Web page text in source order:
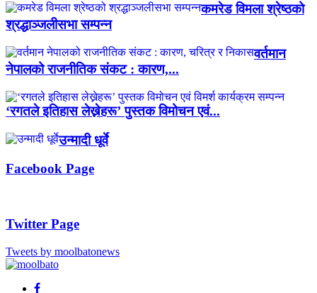
कमरेड विमला श्रेष्ठको
श्रद्धाञ्जलीसभा सम्पन्न
वर्तमान
नेपालको राजनीतिक संकट : कारण,...
‘रगतले इतिहास लेख्नेहरू’ पुस्तक विमोचन एवं...
उन्मादी धूर्वे
Facebook Page
Twitter Page
Tweets by moolbatonews